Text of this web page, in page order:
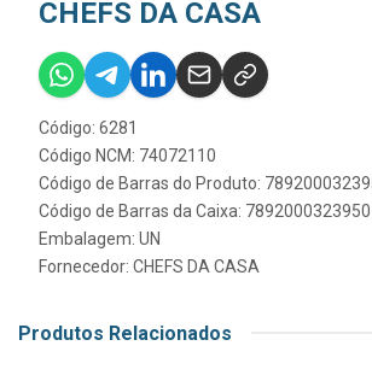
CHEFS DA CASA
Código: 6281
Código NCM: 74072110
Código de Barras do Produto:
Código de Barras da Caixa: 7892000323950
Embalagem: UN
Fornecedor: CHEFS DA CASA
Produtos Relacionados